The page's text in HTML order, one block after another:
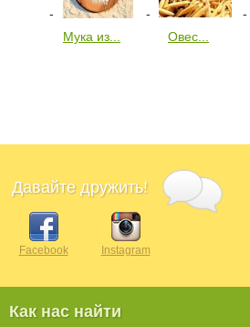
Мука из... Овес...
Давайте дружить!
Facebook Instagram
Как нас найти